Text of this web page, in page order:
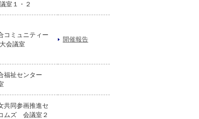
室１・２
コミュニティー
会議室
開催報告
福祉センター
共同参画推進セ
ムズ 会議室２